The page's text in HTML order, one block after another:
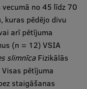
no 45 līdz 70
kuras pēdējo divu
arī pētījuma
(n = 12) VSIA
slimnīcaFizikālās
pētījuma
staigāšanas